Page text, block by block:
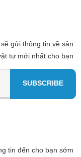
gửi thông tin về sản
tư mới nhất cho bạn
tin đến cho bạn sớm